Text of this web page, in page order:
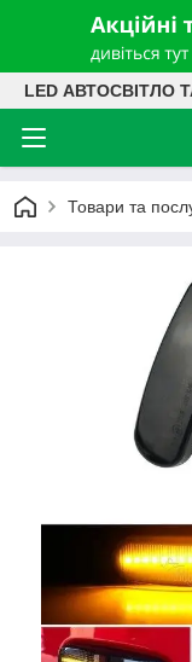
LED АВТОСВІТЛО
Товари та